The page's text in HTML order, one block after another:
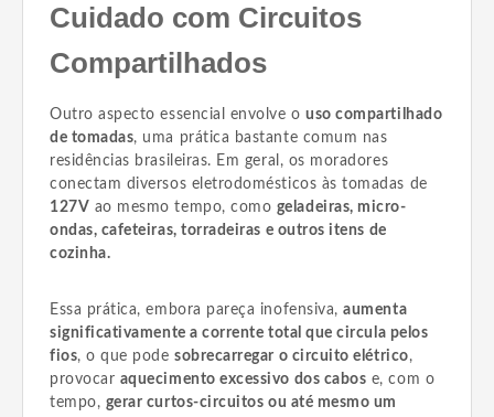
Cuidado com Circuitos
Compartilhados
Outro aspecto essencial envolve ouso compartilhado
de tomadas, uma prática bastante comum nas
residências brasileiras. Em geral, os moradores
conectam diversos eletrodomésticos às tomadas de
127V ao mesmo tempo, como geladeiras, micro-
ondas, cafeteiras, torradeiras e outros itens de
cozinha.
Essa prática, embora pareça inofensiva,aumenta
significativamente a corrente total que circula pelos
fios, o que podesobrecarregar o circuito elétrico,
provocar aquecimento excessivo dos cabos e, com o
tempo, gerar curtos-circuitos ou até mesmo um